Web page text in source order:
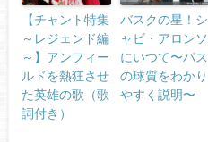
【チャント特集
～レジェンド編
～】アンフィー
ルドを熱狂させ
た英雄の歌（歌
詞付き）
バスクの星！シ
ャビ・アロンソ
にいつて〜パス
の球質をわかり
やすく説明〜